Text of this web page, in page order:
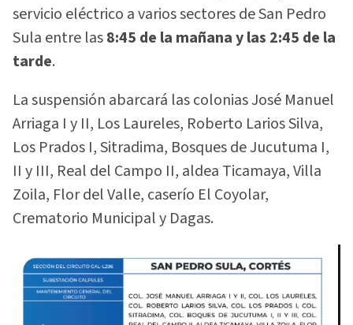
servicio eléctrico a varios sectores de San Pedro
Sula entre las8:45 de la mañana y las 2:45 de la
tarde.
La suspensión abarcará las colonias José Manuel
Arriaga I y II, Los Laureles, Roberto Larios Silva,
Los Prados I, Sitradima, Bosques de Jucutuma I,
II y III, Real del Campo II, aldea Ticamaya, Villa
Zoila, Flor del Valle, caserío El Coyolar,
Crematorio Municipal y Dagas.